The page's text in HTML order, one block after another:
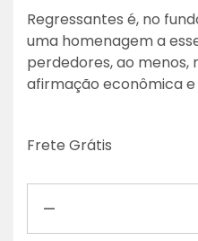
Regressantes é, no
uma homenagem a
perdedores, ao menos,
afirmação econômica
Frete Grátis